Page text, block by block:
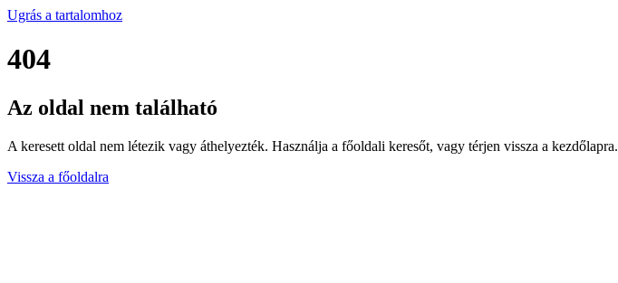
Ugrás a tartalomhoz
404
Az oldal nem található
A keresett oldal nem létezik vagy áthelyezték. Használja a főoldali keresőt, vagy térjen vissza a kezdőlapra.
Vissza a főoldalra